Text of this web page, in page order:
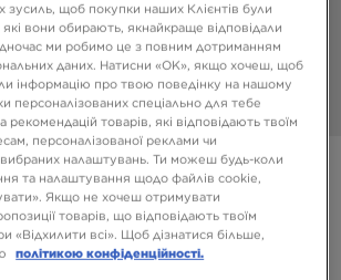
'77
ціна)
зусиль, щоб покупки наших Клієнтів були
вони обирають, якнайкраще відповідали
ми робимо це з повним дотриманням
даних. Натисни «OK», якщо хочеш, щоб
інформацію про твою поведінку на нашому
персоналізованих спеціально для тебе
рекомендацій товарів, які відповідають твоїм
персоналізованої реклами чи
налаштувань. Ти можеш будь-коли
та налаштування щодо файлів cookie,
Якщо не хочеш отримувати
товарів, що відповідають твоїм
«Відхилити всі». Щоб дізнатися більше,
політикою конфіденційності.